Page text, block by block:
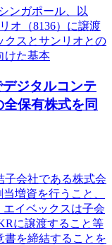
ンガポール、以
オ（8136）に譲渡
クスとサンリオとの
けた基本
ジタルコンテ
保有株式を同
子会社である株式会
増資を行うこと、
イベックスは子会
に譲渡すること等
書を締結することを